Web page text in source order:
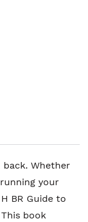
Whether
your
BR Guide to
book